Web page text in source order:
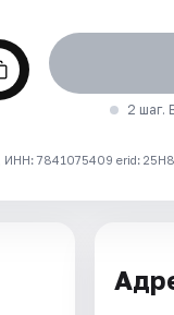
2 шаг.
7841075409 erid: